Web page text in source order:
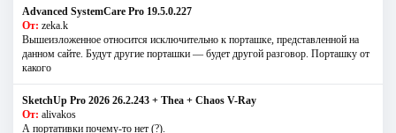
Advanced SystemCare Pro 19.5.0.227
От: zeka.k
Вышеизложенное относится исключительно к порташке, представленной на
данном сайте. Будут другие порташки — будет другой разговор. Порташку от
какого
SketchUp Pro 2026 26.2.243 + Thea + Chaos V-Ray
От: alivakos
А портативки почему-то нет (?).